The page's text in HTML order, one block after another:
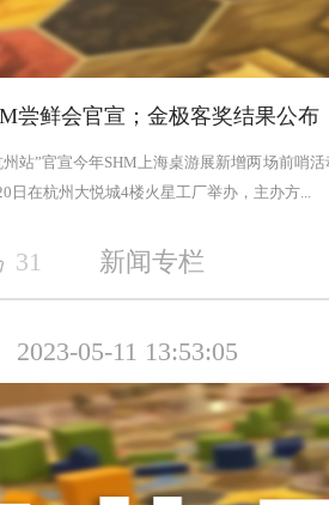
尝鲜会官宣；金极客奖结果公布
站”官宣今年SHM上海桌游展新增两场前哨
日在杭州大悦城4楼火星工厂举办，主办方...
31 新闻专栏
2023-05-11 13:53:05